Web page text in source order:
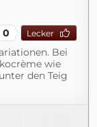
0 Lecker
Bei
wie
den Teig